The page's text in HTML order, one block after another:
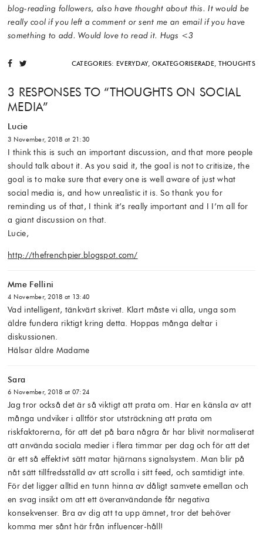
blog-reading followers, also have thought about this. It would be
really cool if you left a comment or sent me an email if you have
something to add. Would love to read it. Hugs <3
CATEGORIES: EVERYDAY, OKATEGORISERADE, THOUGHTS
3 RESPONSES TO “THOUGHTS ON SOCIAL
MEDIA”
Lucie
3 November, 2018 at 21:30
I think this is such an important discussion, and that more people
should talk about it. As you said it, the goal is not to critisize, the
goal is to make sure that every one is well aware of just what
social media is, and how unrealistic it is. So thank you for
reminding us of that, I think it’s really important and I I’m all for
a giant discussion on that.
Lucie,
http://thefrenchpier.blogspot.com/
Mme Fellini
4 November, 2018 at 13:40
Vad intelligent, tänkvärt skrivet. Klart måste vi alla, unga som
äldre fundera riktigt kring detta. Hoppas många deltar i
diskussionen.
Hälsar äldre Madame
Sara
6 November, 2018 at 07:24
Jag tror också det är så viktigt att prata om. Har en känsla av att
många undviker i alltför stor utsträckning att prata om
riskfaktorerna, för att det på bara några år har blivit normaliserat
att använda sociala medier i flera timmar per dag och för att det
är ett så effektivt sätt matar hjärnans signalsystem. Man blir på
nåt sätt tillfredsställd av att scrolla i sitt feed, och samtidigt inte.
För det ligger alltid en tunn hinna av dåligt samvete emellan och
en svag insikt om att ett överanvändande får negativa
konsekvenser. Bra av dig att ta upp ämnet, tror det behöver
komma mer sånt här från influencer-håll!